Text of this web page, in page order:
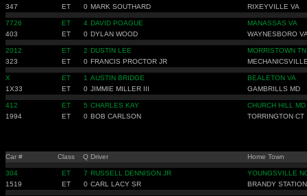
347
ET 0 MARK SOUTHARD RIXEYVILLE VA
7726 ET 4 DAVID POAGUE
MANASSAS VA
403
ET 0 DYLAN WOOD WAYNESBORO
2012 ET 2 DUSTIN LEE
MORRISTOWN TN
323
ET 0 FRANCIS PROCTOR JR
X ET 1 AUSTIN BRIDGE
BEALETON VA
1X33
ET 0 JIMMIE MILLER III GAMBRILLS MD
412 ET 5 CHARLES KAY
CHURCH HILL MD
1994
ET 0 BOB CARLSON TORRINGTON CT
Car # Class Q Driver Home Town
304 ET 7 RUSSELL DENNISON JR
YOUNGSVILLE
1519
ET 0 CARL LACY SR BRANDY